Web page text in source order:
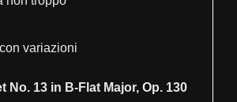
variazioni
No. 13 in B-Flat Major, Op. 130